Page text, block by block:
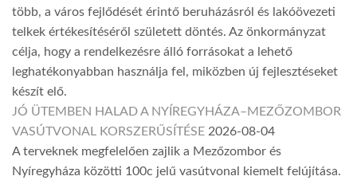
több, a város fejlődését érintő beruházásról és lakóövezeti
telkek értékesítéséről született döntés. Az önkormányzat
célja, hogy a rendelkezésre álló forrásokat a lehető
leghatékonyabban használja fel, miközben új fejlesztéseket
készít elő.
JÓ ÜTEMBEN HALAD A NYÍREGYHÁZA–MEZŐZOMBOR
VASÚTVONAL KORSZERŰSÍTÉSE 2026-08-04
A terveknek megfelelően zajlik a Mezőzombor és
Nyíregyháza közötti 100c jelű vasútvonal kiemelt felújítása.